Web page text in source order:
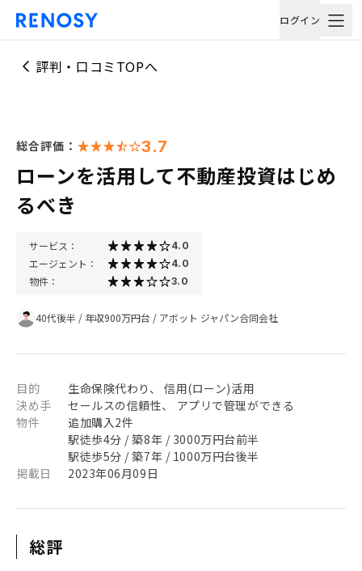
ログイン
評判・口コミTOPへ
総合評価： 3.7
ローンを活用して不動産投資はじめ
るべき
サービス： 4.0
エージェント： 4.0
物件： 3.0
40代後半 / 年収900万円台 / アボット ジャパン合同会社
目的
生命保険代わり、 信用(ローン)活用
決め手
セールスの信頼性、 アプリで管理ができる
物件
追加購入2件
駅徒歩4分 / 築8年 / 3000万円台前半
駅徒歩5分 / 築7年 / 1000万円台後半
掲載日
2023年06月09日
総評